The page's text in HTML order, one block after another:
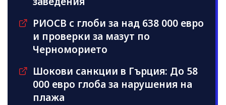
РИОСВ с глоби за над 638 000 евро
и проверки за мазут по
Черноморието
Шокови санкции в Гърция: До 58
000 евро глоба за нарушения на
плажа